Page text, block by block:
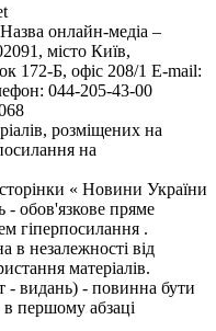
онлайн-медіа –
місто Київ,
Б, офіс 208/1 E-mail:
044-205-43-00
розміщених на
на
« Новини України
- обов'язкове пряме
гіперпосилання .
в незалежності від
матеріалів.
- видань) - повинна бути
в першому абзаці